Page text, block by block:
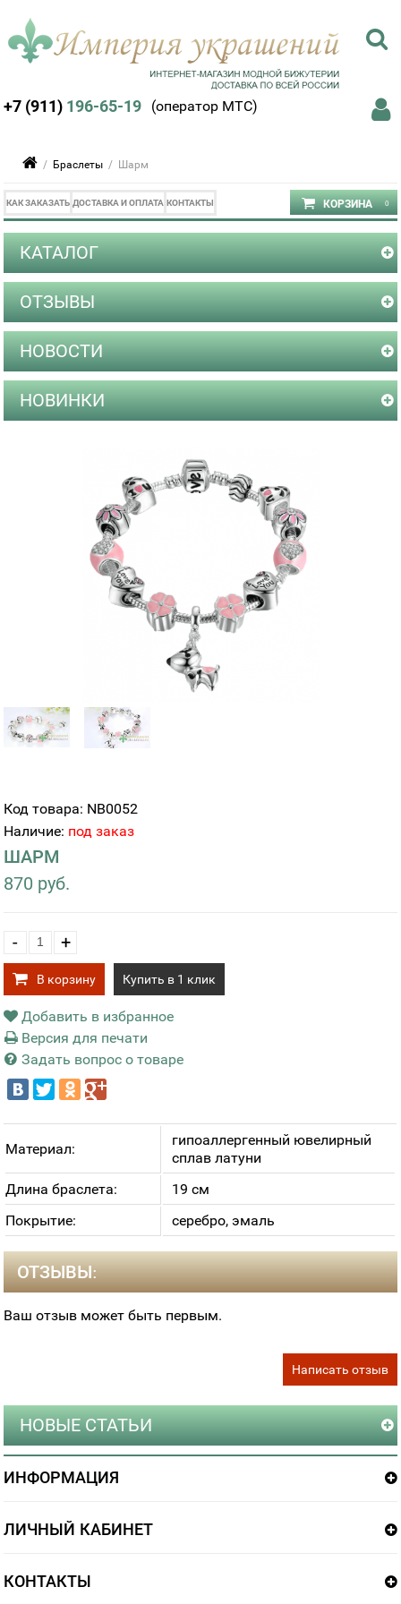
+7 (911) 196-65-19 (оператор МТС)
/ Браслеты / Шарм
КАК ЗАКАЗАТЬ ДОСТАВКА И ОПЛАТА КОНТАКТЫ
КАТАЛОГ
ОТЗЫВЫ
НОВОСТИ
НОВИНКИ
Код товара: NB0052
Наличие: под заказ
ШАРМ
870 руб.
- +
В корзину Купить в 1 клик
Добавить в избранное
Версия для печати
Задать вопрос о товаре
Материал:
гипоаллергенный ювелирный
сплав латуни
Длина браслета:
19 см
Покрытие:
серебро, эмаль
ОТЗЫВЫ:
Ваш отзыв может быть первым.
Написать отзыв
НОВЫЕ СТАТЬИ
ИНФОРМАЦИЯ
ЛИЧНЫЙ КАБИНЕТ
КОНТАКТЫ